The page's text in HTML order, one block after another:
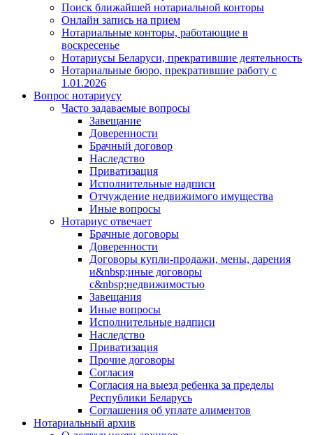
Поиск ближайшей нотариальной конторы
Онлайн запись на прием
Нотариальные конторы, работающие в
воскресенье
Нотариусы Беларуси, прекратившие деятельность
Нотариальные бюро, прекратившие работу с
1.01.2026
Вопрос нотариусу
Часто задаваемые вопросы
Завещание
Доверенности
Брачный договор
Наследство
Приватизация
Исполнительные надписи
Отчуждение недвижимого имущества
Иные вопросы
Нотариус отвечает
Брачные договоры
Доверенности
Договоры купли-продажи, мены, дарения
и&nbsp;иные договоры
с&nbsp;недвижимостью
Завещания
Иные вопросы
Исполнительные надписи
Наследство
Приватизация
Прочие договоры
Согласия
Согласия на выезд ребенка за пределы
Республики Беларусь
Соглашения об уплате алиментов
Нотариальный архив